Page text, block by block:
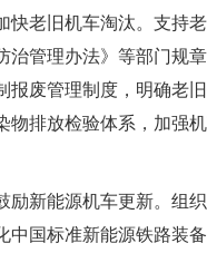
快老旧机车淘汰。支持
治管理办法》等部门规
报废管理制度，明确老
物排放检验体系，加强
励新能源机车更新。组
中国标准新能源铁路装